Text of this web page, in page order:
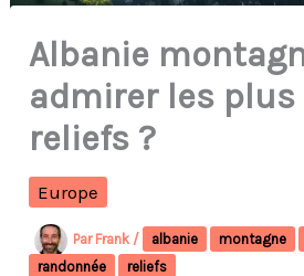
Albanie
admirer les plus
reliefs ?
Europe
Par Frank / albanie montagne
randonnée
reliefs